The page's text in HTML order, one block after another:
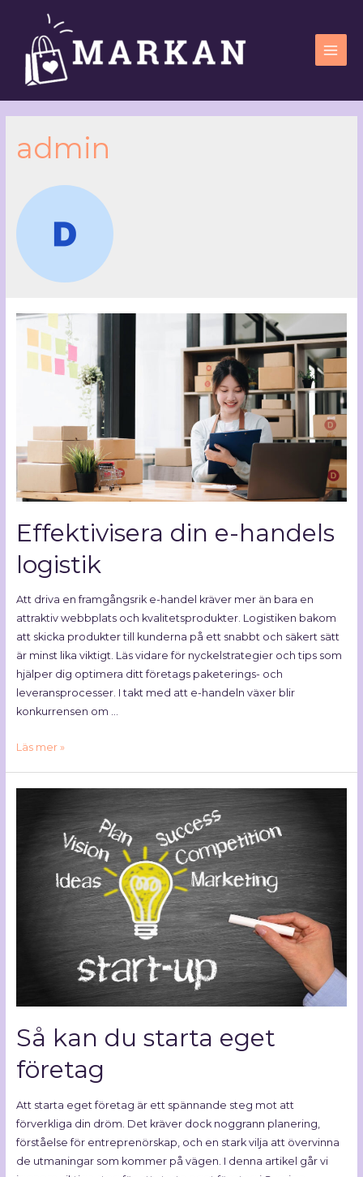
admin
Effektivisera din e-handels
logistik
Att driva en framgångsrik e-handel kräver mer än bara en
attraktiv webbplats och kvalitetsprodukter. Logistiken bakom
att skicka produkter till kunderna på ett snabbt och säkert sätt
är minst lika viktigt. Läs vidare för nyckelstrategier och tips som
hjälper dig optimera ditt företags paketerings- och
leveransprocesser. I takt med att e-handeln växer blir
konkurrensen om …
Läs mer »
Så kan du starta eget
företag
Att starta eget företag är ett spännande steg mot att
förverkliga din dröm. Det kräver dock noggrann planering,
förståelse för entreprenörskap, och en stark vilja att övervinna
de utmaningar som kommer på vägen. I denna artikel går vi